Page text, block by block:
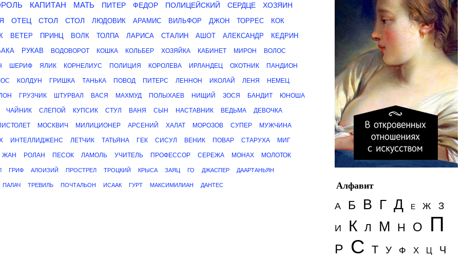
КАПИТАН МАТЬ ПИТЕР ФЕДОР ПОЛИЦЕЙСКИЙ СЕРДЦЕ
ХОЗЯИН
ОТЕЦ СТОЛ СТОЛ ЛЮДОВИК АРАМИС ВИЛЬФОР ДЖОН ТОРРЕС
КОК
ВЕТЕР ПРИНЦ ВОЛК ТОЛПА ЛАРИСА СТАЛИН АШОТ АЛЕКСАНДР
КЕДРИН
РУКАВ ВОДОВОРОТ КОШКА КОЛЬБЕР ХОЗЯЙКА КАБИНЕТ МИРОН ВОЛОС
ШЕРИФ ЯЛИК КОРНЕЛИУС ПОЛИЦИЯ КОРОЛЕВА ИРЛАНДЕЦ ОХОТНИК ПАНДИОН
КОЛДУН ГРИШКА ТАНЬКА ПОВОД ПИТЕРС ЛЕННОН ИКОЛАЙ ЛЕНЯ НЕМЕЦ
ГРУЗЧИК ШТУРВАЛ ВАСЯ МАХМУД ПОЛЫХАЕВ НИЩИЙ ЗОСЯ БАНДИТ ЮНОША
ЧАЙНИК СЛЕПОЙ КУПСИК СТУЛ ВАНЯ СЫН НАСТАВНИК ВЕДЬМА ДЕВОЧКА
МОСКВИЧ МИЛИЦИОНЕР АРСЕНИЙ ХАЛАТ МОРОЗОВ СУПЕР МУЖЧИНА
ИНТЕЛЛИДЖЕНС ЛЕТЧИК ТАТЬЯНА ГЕК СИСУЛ ВЕНИК ПОВАР СТАРУХА МИГ
ЖАН РОЛАН ПЕСОК ЛАМОЛЬ УЧИТЕЛЬ ПРОФЕССОР СЕРЕЖА МОНАХ МОЛОТОК
ГРИФ АЛОИЗИЙ ПРОСТРЕЛ ТРОЦКИЙ КРЫСА ЗАЯЦ ГО ДЖАСПЕР ДААРТАНЬЯН
ПАЛАЧ ТРЕВИЛЬ ПОЧТАЛЬОН ИСААК ГУРТ МАКСИМИЛИАН ДАНТЕС
Алфавит
А
Б В Г Д Е Ж З
И К Л М Н О П
Р С Т У Ф Х Ц Ч